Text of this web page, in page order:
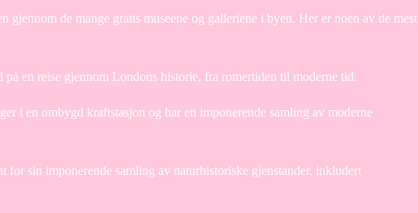
de mange gratis museene og galleriene i byen. Her er noen av de mest
en reise gjennom Londons historie, fra romertiden til moderne tid.
i en ombygd kraftstasjon og har en imponerende samling av moderne
for sin imponerende samling av naturhistoriske gjenstander, inkludert